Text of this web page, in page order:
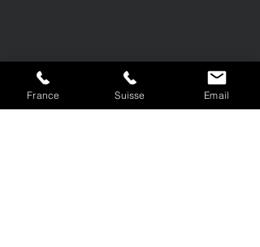
France Suisse Email